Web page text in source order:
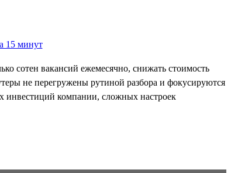
сотен вакансий ежемесячно, снижать стоимость
не перегружены рутиной разбора и фокусируются
инвестиций компании, сложных настроек